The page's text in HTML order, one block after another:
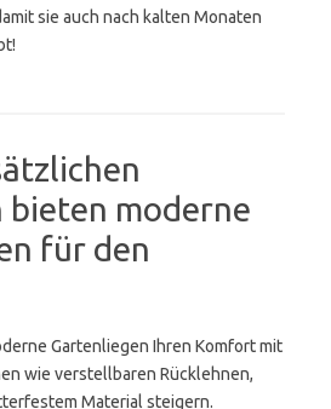
sie auch nach kalten Monaten
bieten moderne
für den
Gartenliegen Ihren Komfort mit
wie verstellbaren Rücklehnen,
Material steigern.